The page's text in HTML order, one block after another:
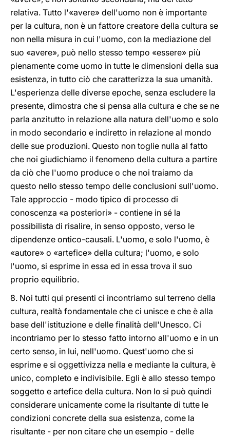
relativa. Tutto l'«avere» dell'uomo non è importante
per la cultura, non è un fattore creatore della cultura se
non nella misura in cui l'uomo, con la mediazione del
suo «avere», può nello stesso tempo «essere» più
pienamente come uomo in tutte le dimensioni della sua
esistenza, in tutto ciò che caratterizza la sua umanità.
L'esperienza delle diverse epoche, senza escludere la
presente, dimostra che si pensa alla cultura e che se ne
parla anzitutto in relazione alla natura dell'uomo e solo
in modo secondario e indiretto in relazione al mondo
delle sue produzioni. Questo non toglie nulla al fatto
che noi giudichiamo il fenomeno della cultura a partire
da ciò che l'uomo produce o che noi traiamo da
questo nello stesso tempo delle conclusioni sull'uomo.
Tale approccio - modo tipico di processo di
conoscenza «a posteriori» - contiene in sé la
possibilista di risalire, in senso opposto, verso le
dipendenze ontico-causali. L'uomo, e solo l'uomo, è
«autore» o «artefice» della cultura; l'uomo, e solo
l'uomo, si esprime in essa ed in essa trova il suo
proprio equilibrio.
8. Noi tutti qui presenti ci incontriamo sul terreno della
cultura, realtà fondamentale che ci unisce e che è alla
base dell'istituzione e delle finalità dell'Unesco. Ci
incontriamo per lo stesso fatto intorno all'uomo e in un
certo senso, in lui, nell'uomo. Quest'uomo che si
esprime e si oggettivizza nella e mediante la cultura, è
unico, completo e indivisibile. Egli è allo stesso tempo
soggetto e artefice della cultura. Non lo si può quindi
considerare unicamente come la risultante di tutte le
condizioni concrete della sua esistenza, come la
risultante - per non citare che un esempio - delle